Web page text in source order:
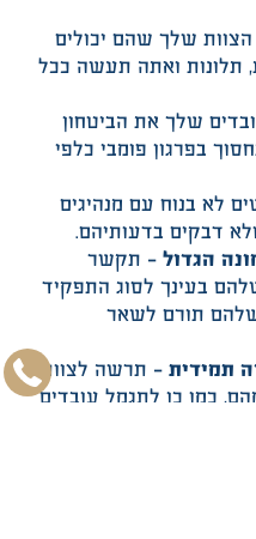
שלך שהם יכולים
תלונות ואתה תעשה ככל
שלך את הביטחון
בפרגון פומבי כלפי
לא בנוח עם מנהיגים
דבקים בדעותיהם.
הגדול – תקשר
בעינך לסוג התפקיד
שלהם תורם לשאר
תמידית – תרשה לצוות
כמו כן לתגמל עובדים